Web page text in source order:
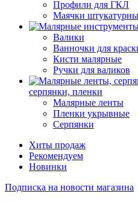
Профили для ГКЛ
Маячки
Валики
Ванночки для
Кисти малярные
Ручки для валиков
серпянки, пленки
Малярные ленты
Пленки укрывные
Серпянки
Хиты продаж
Рекомендуем
Новинки
Подписка на новости магазина